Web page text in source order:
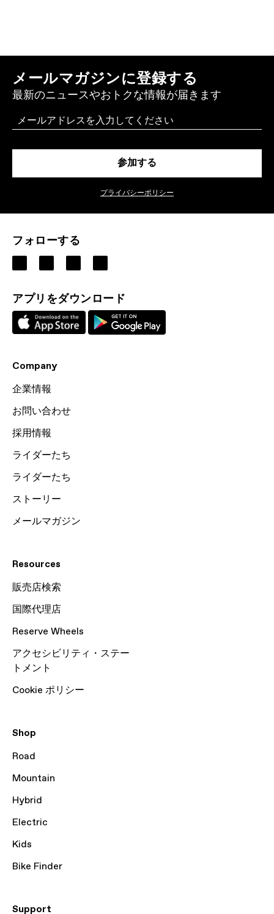
メールマガジンに登録する
最新のニュースやおトクな情報が届きます
Email
参加する
プライバシーポリシー
フォローする
アプリをダウンロード
Company
企業情報
お問い合わせ
採用情報
ライダーたち
ライダーたち
ストーリー
メールマガジン
Resources
販売店検索
国際代理店
Reserve Wheels
アクセシビリティ・ステー
トメント
Cookie ポリシー
Shop
Road
Mountain
Hybrid
Electric
Kids
Bike Finder
Support